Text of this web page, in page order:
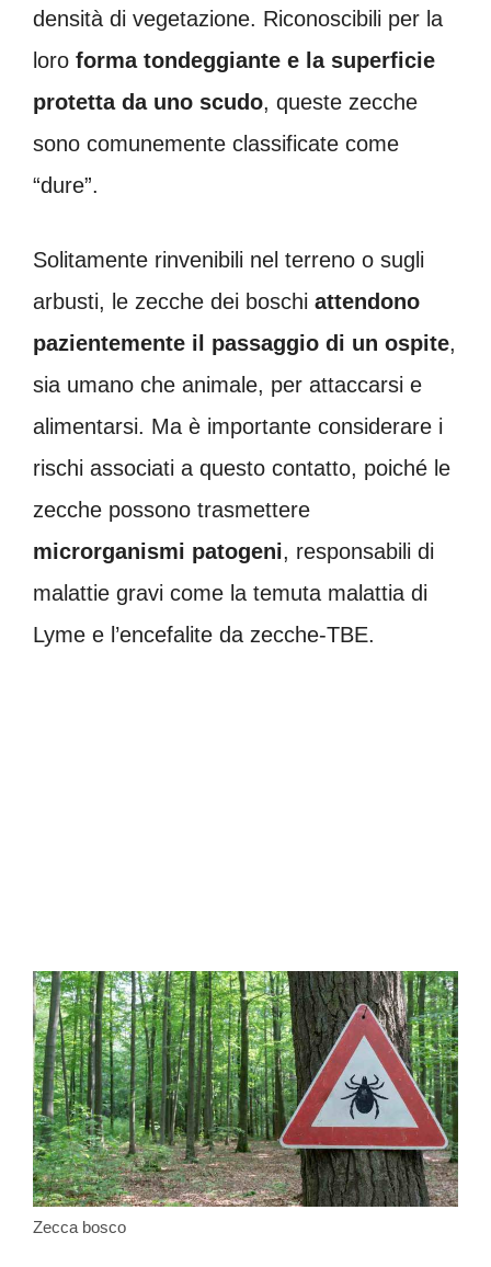
densità di vegetazione. Riconoscibili per la
loro forma tondeggiante e la superficie
protetta da uno scudo, queste zecche
sono comunemente classificate come
“dure”.
Solitamente rinvenibili nel terreno o sugli
arbusti, le zecche dei boschi attendono
pazientemente il passaggio di un ospite,
sia umano che animale, per attaccarsi e
alimentarsi. Ma è importante considerare i
rischi associati a questo contatto, poiché le
zecche possono trasmettere
microrganismi patogeni, responsabili di
malattie gravi come la temuta malattia di
Lyme e l’encefalite da zecche-TBE.
Zecca bosco